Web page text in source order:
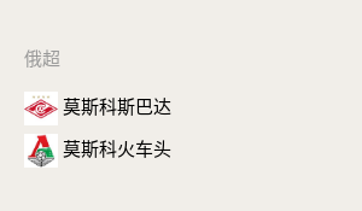
俄超
莫斯科斯巴达
莫斯科火车头